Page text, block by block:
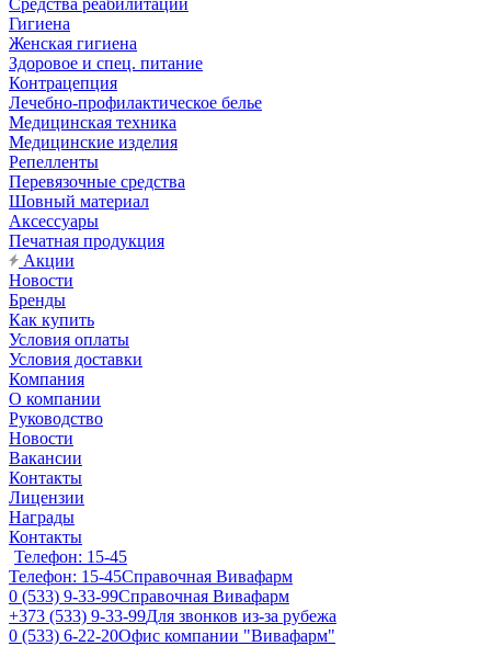
Средства реабилитации
Гигиена
Женская гигиена
Здоровое и спец. питание
Контрацепция
Лечебно-профилактическое белье
Медицинская техника
Медицинские изделия
Репелленты
Перевязочные средства
Шовный материал
Аксессуары
Печатная продукция
Акции
Новости
Бренды
Как купить
Условия оплаты
Условия доставки
Компания
О компании
Руководство
Новости
Вакансии
Контакты
Лицензии
Награды
Контакты
Телефон: 15-45
Телефон: 15-45Справочная Вивафарм
0 (533) 9-33-99Справочная Вивафарм
+373 (533) 9-33-99Для звонков из-за рубежа
0 (533) 6-22-20Офис компании "Вивафарм"